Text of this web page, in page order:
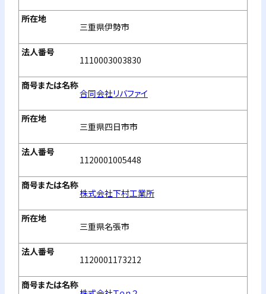
三重県伊勢市
1110003003830
合同会社リバファイ
三重県四日市市
1120001005448
株式会社下村工業所
三重県名張市
1120001173212